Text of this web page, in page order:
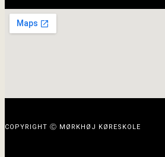
COPYRIGHT Ⓒ MØRKHØJ KØRESKOLE